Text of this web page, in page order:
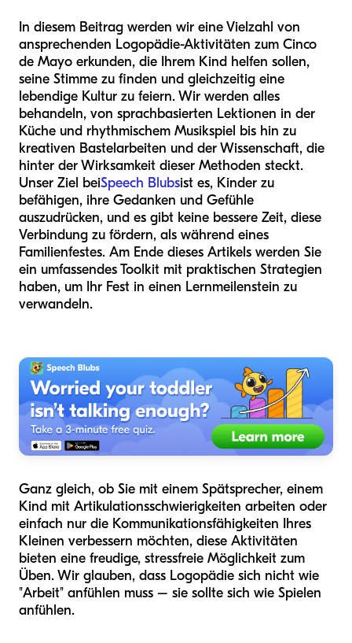
In diesem Beitrag werden wir eine Vielzahl von
ansprechenden Logopädie-Aktivitäten zum Cinco
de Mayo erkunden, die Ihrem Kind helfen sollen,
seine Stimme zu finden und gleichzeitig eine
lebendige Kultur zu feiern. Wir werden alles
behandeln, von sprachbasierten Lektionen in der
Küche und rhythmischem Musikspiel bis hin zu
kreativen Bastelarbeiten und der Wissenschaft, die
hinter der Wirksamkeit dieser Methoden steckt.
Unser Ziel beiSpeech Blubsist es, Kinder zu
befähigen, ihre Gedanken und Gefühle
auszudrücken, und es gibt keine bessere Zeit, diese
Verbindung zu fördern, als während eines
Familienfestes. Am Ende dieses Artikels werden Sie
ein umfassendes Toolkit mit praktischen Strategien
haben, um Ihr Fest in einen Lernmeilenstein zu
verwandeln.
Ganz gleich, ob Sie mit einem Spätsprecher, einem
Kind mit Artikulationsschwierigkeiten arbeiten oder
einfach nur die Kommunikationsfähigkeiten Ihres
Kleinen verbessern möchten, diese Aktivitäten
bieten eine freudige, stressfreie Möglichkeit zum
Üben. Wir glauben, dass Logopädie sich nicht wie
"Arbeit" anfühlen muss – sie sollte sich wie Spielen
anfühlen.